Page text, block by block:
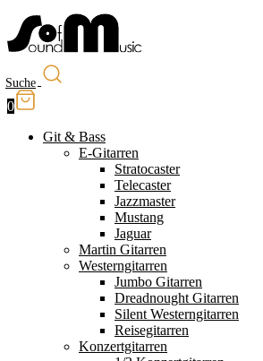
Suche
0
Git & Bass
E-Gitarren
Stratocaster
Telecaster
Jazzmaster
Mustang
Jaguar
Martin Gitarren
Westerngitarren
Jumbo Gitarren
Dreadnought Gitarren
Silent Westerngitarren
Reisegitarren
Konzertgitarren